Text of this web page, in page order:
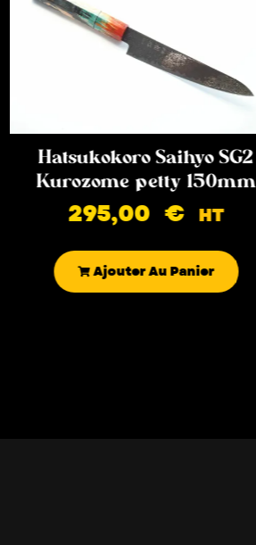
Hatsukokoro Saihyo SG2
Kurozome petty 150mm
295,00€ HT
Ajouter Au Panier